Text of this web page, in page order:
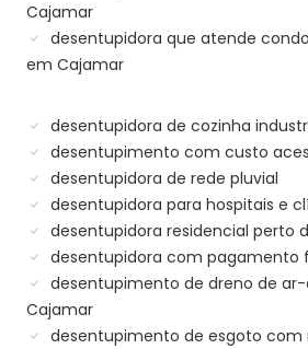
Cajamar
desentupidora que atende
em Cajamar
desentupidora de cozinha
desentupimento com custo
desentupidora de rede pluvial
desentupidora para hospitais e
desentupidora residencial perto
desentupidora com pagamento
desentupimento de dreno de
Cajamar
desentupimento de esgoto com